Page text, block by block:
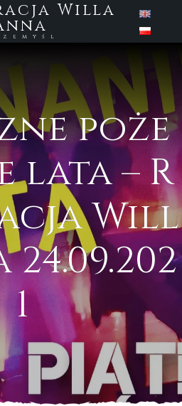
Willa
poże
lata – R
Will
1